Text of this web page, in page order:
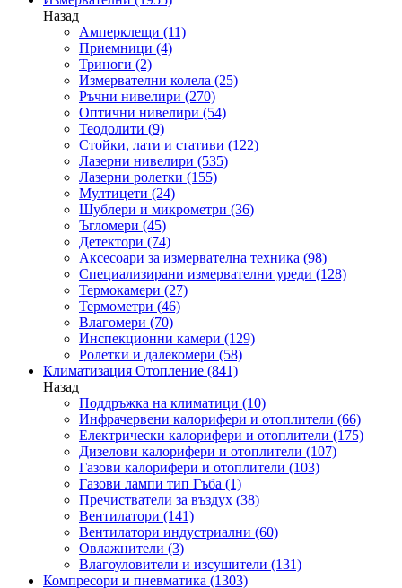
Назад
Амперклещи (11)
Приемници (4)
Триноги (2)
Измервателни колела (25)
Ръчни нивелири (270)
Оптични нивелири (54)
Теодолити (9)
Стойки, лати и стативи (122)
Лазерни нивелири (535)
Лазерни ролетки (155)
Мултицети (24)
Шублери и микрометри (36)
Ъгломери (45)
Детектори (74)
Аксесоари за измервателна техника (98)
Специализирани измервателни уреди (128)
Термокамери (27)
Термометри (46)
Влагомери (70)
Инспекционни камери (129)
Ролетки и далекомери (58)
Климатизация Отопление (841)
Назад
Поддръжка на климатици (10)
Инфрачервени калорифери и отоплители (66)
Електрически калорифери и отоплители (175)
Дизелови калорифери и отоплители (107)
Газови калорифери и отоплители (103)
Газови лампи тип Гъба (1)
Пречистватели за въздух (38)
Вентилатори (141)
Вентилатори индустриални (60)
Овлажнители (3)
Влагоуловители и изсушители (131)
Компресори и пневматика (1303)